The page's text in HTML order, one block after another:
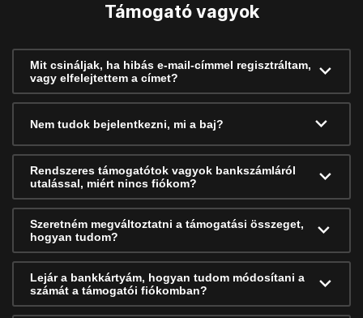
Támogató vagyok
Mit csináljak, ha hibás e-mail-címmel regisztráltam,
vagy elfelejtettem a címet?
Nem tudok bejelentkezni, mi a baj?
Rendszeres támogatótok vagyok bankszámláról
utalással, miért nincs fiókom?
Szeretném megváltoztatni a támogatási összeget,
hogyan tudom?
Lejár a bankkártyám, hogyan tudom módosítani a
számát a támogatói fiókomban?